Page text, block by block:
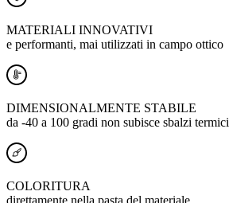
MATERIALI INNOVATIVI
e performanti, mai utilizzati in campo ottico
DIMENSIONALMENTE STABILE
da -40 a 100 gradi non subisce sbalzi termici
COLORITURA
direttamente nella pasta del materiale